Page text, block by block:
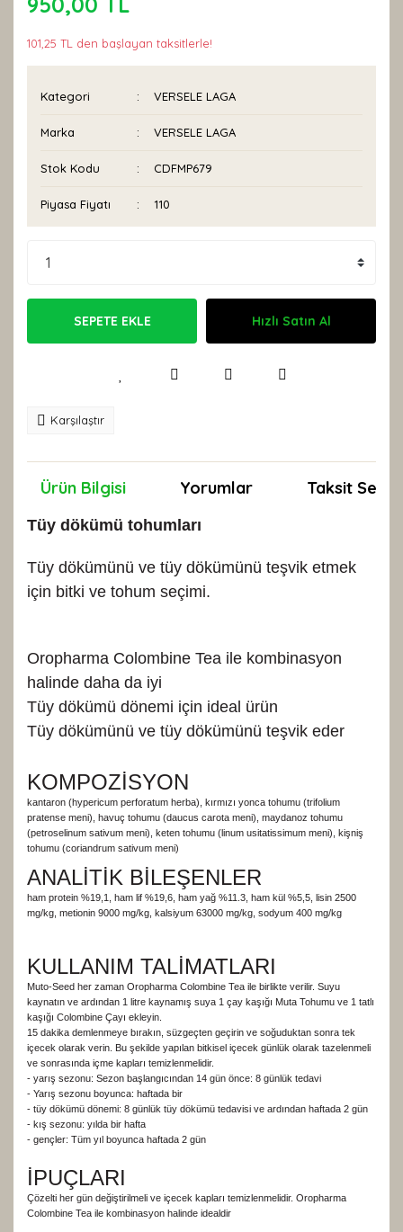
101,25 TL den başlayan taksitlerle!
Kategori VERSELE LAGA
Marka VERSELE LAGA
Stok Kodu CDFMP679
Piyasa Fiyatı 110
SEPETE EKLE Hızlı Satın Al
Karşılaştır
Ürün Bilgisi Yorumlar Taksit
Tüy dökümü tohumları
Tüy dökümünü ve tüy dökümünü teşvik etmek
için bitki ve tohum seçimi.
Oropharma Colombine Tea ile kombinasyon
halinde daha da iyi
Tüy dökümü dönemi için ideal ürün
Tüy dökümünü ve tüy dökümünü teşvik eder
KOMPOZİSYON
kantaron (hypericum perforatum herba), kırmızı yonca tohumu (trifolium
pratense meni), havuç tohumu (daucus carota meni), maydanoz tohumu
(petroselinum sativum meni), keten tohumu (linum usitatissimum meni), kişniş
tohumu (coriandrum sativum meni)
ANALİTİK BİLEŞENLER
ham protein %19,1, ham lif %19,6, ham yağ %11.3, ham kül %5,5, lisin 2500
mg/kg, metionin 9000 mg/kg, kalsiyum 63000 mg/kg, sodyum 400 mg/kg
KULLANIM TALİMATLARI
Muto-Seed her zaman Oropharma Colombine Tea ile birlikte verilir. Suyu
kaynatın ve ardından 1 litre kaynamış suya 1 çay kaşığı Muta Tohumu ve 1 tatlı
kaşığı Colombine Çayı ekleyin.
15 dakika demlenmeye bırakın, süzgeçten geçirin ve soğuduktan sonra tek
içecek olarak verin. Bu şekilde yapılan bitkisel içecek günlük olarak tazelenmeli
ve sonrasında içme kapları temizlenmelidir.
- yarış sezonu: Sezon başlangıcından 14 gün önce: 8 günlük tedavi
- Yarış sezonu boyunca: haftada bir
- tüy dökümü dönemi: 8 günlük tüy dökümü tedavisi ve ardından haftada 2 gün
- kış sezonu: yılda bir hafta
- gençler: Tüm yıl boyunca haftada 2 gün
İPUÇLARI
Çözelti her gün değiştirilmeli ve içecek kapları temizlenmelidir. Oropharma
Colombine Tea ile kombinasyon halinde idealdir